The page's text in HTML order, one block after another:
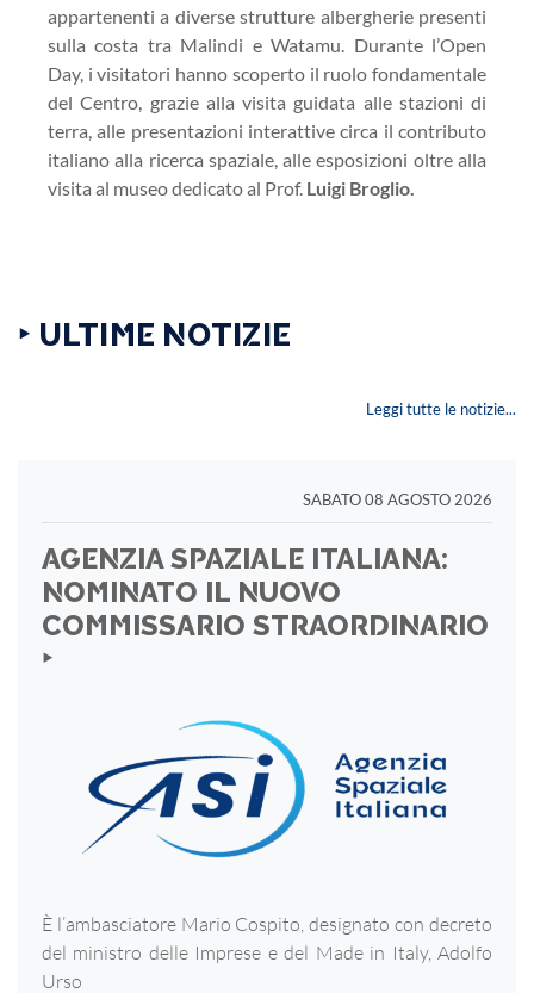
appartenenti a diverse strutture albergherie presenti
sulla costa tra Malindi e Watamu. Durante l’Open
Day, i visitatori hanno scoperto il ruolo fondamentale
del Centro, grazie alla visita guidata alle stazioni di
terra, alle presentazioni interattive circa il contributo
italiano alla ricerca spaziale, alle esposizioni oltre alla
visita al museo dedicato al Prof. Luigi Broglio.
‣ ULTIME NOTIZIE
Leggi tutte le notizie...
SABATO 08 AGOSTO 2026
AGENZIA SPAZIALE ITALIANA:
NOMINATO IL NUOVO
COMMISSARIO STRAORDINARIO
‣
È l’ambasciatore Mario Cospito, designato con decreto
del ministro delle Imprese e del Made in Italy, Adolfo
Urso